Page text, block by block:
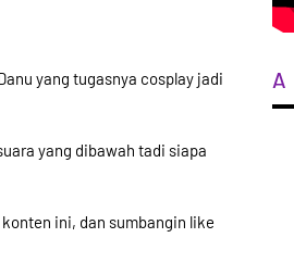
yang tugasnya cosplay jadi
yang dibawah tadi siapa
ini, dan sumbangin like
A